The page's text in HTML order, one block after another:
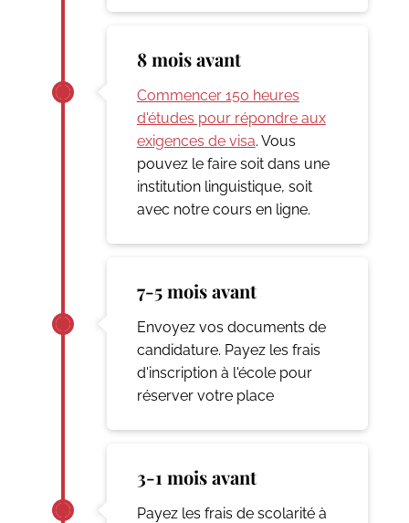
8 mois avant
Commencer 150 heures
d'études pour répondre aux
exigences de visa. Vous
pouvez le faire soit dans une
institution linguistique, soit
avec notre cours en ligne.
7-5 mois avant
Envoyez vos documents de
candidature. Payez les frais
d'inscription à l'école pour
réserver votre place
3-1 mois avant
Payez les frais de scolarité à